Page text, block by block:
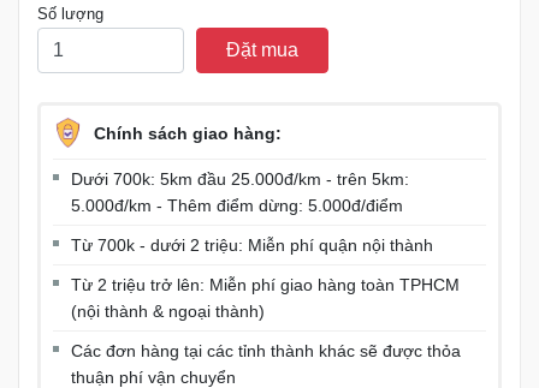
Số lượng
Đặt mua
Chính sách giao hàng:
Dưới 700k: 5km đầu 25.000đ/km - trên 5km:
5.000đ/km - Thêm điểm dừng: 5.000đ/điểm
Từ 700k - dưới 2 triệu: Miễn phí quận nội thành
Từ 2 triệu trở lên: Miễn phí giao hàng toàn TPHCM
(nội thành & ngoại thành)
Các đơn hàng tại các tỉnh thành khác sẽ được thỏa
thuận phí vận chuyển